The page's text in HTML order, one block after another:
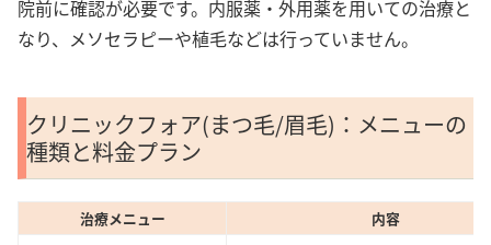
院前に確認が必要です。内服薬・外用薬を用いての治療と
なり、メソセラピーや植毛などは行っていません。
クリニックフォア(まつ毛/眉毛)：メニューの
種類と料金プラン
治療メニュー
内容